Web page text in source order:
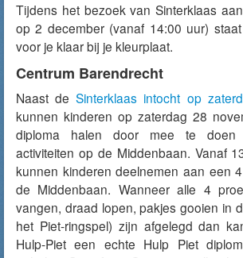
Tijdens het bezoek van Sinterklaas
op 2 december (vanaf 14:00 uur)
voor je klaar bij je kleurplaat.
Centrum Barendrecht
Naast deSinterklaas intocht op
kunnen kinderen op zaterdag 28
diploma halen door mee te doen
activiteiten op de Middenbaan. Vanaf
kunnen kinderen deelnemen aan een
de Middenbaan. Wanneer alle 4
vangen, draad lopen, pakjes gooien in
het Piet-ringspel) zijn afgelegd dan
Hulp-Piet een echte Hulp Piet